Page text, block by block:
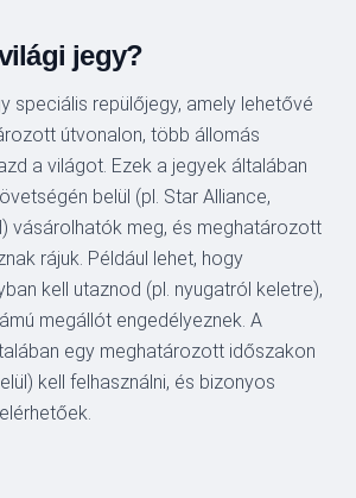
jegy?
speciális repülőjegy, amely lehetővé
útvonalon, több állomás
a világot. Ezek a jegyek általában
belül (pl. Star Alliance,
vásárolhatók meg, és meghatározott
rájuk. Például lehet, hogy
kell utaznod (pl. nyugatról keletre),
megállót engedélyeznek. A
egy meghatározott időszakon
kell felhasználni, és bizonyos